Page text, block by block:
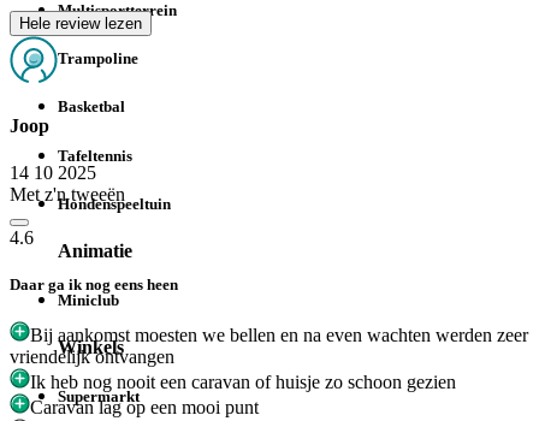
Multisportterrein
Trampoline
Basketbal
Tafeltennis
Hondenspeeltuin
Animatie
Miniclub
Winkels
Supermarkt
Hele review lezen
Joop
14 10 2025
Met z'n tweeën
4.6
Daar ga ik nog eens heen
Bij aankomst moesten we bellen en na even wachten werden zeer
vriendelijk ontvangen
Ik heb nog nooit een caravan of huisje zo schoon gezien
Caravan lag op een mooi punt